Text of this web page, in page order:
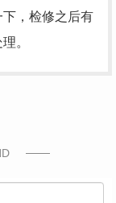
，检修之后有
。